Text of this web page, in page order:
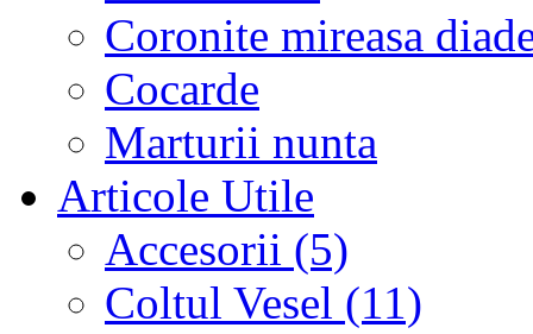
Coronite mireasa
Cocarde
Marturii nunta
Articole Utile
Accesorii (5)
Coltul Vesel (11)